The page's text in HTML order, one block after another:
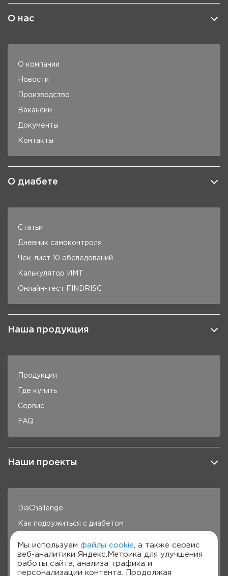
О нас
О компании
Новости
Производство
Вакансии
Документы
Контакты
О диабете
Статьи
Дневник самоконтроля
Чек-лист 10 обследований
Калькулятор ИМТ
Онлайн-тест FINDRISC
Наша продукция
Продукция
Где купить
Сервис
FAQ
Наши проекты
DiaChallenge
Как подружиться с диабетом
Готовим с Сателлит
Мы используем файлы cookie , а также сервис
веб-аналитики Яндекс.Метрика для улучшения
работы сайта, анализа трафика и
персонализации контента. Продолжая